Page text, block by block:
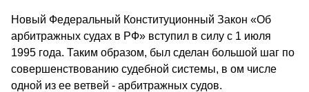
Новый Федеральный Конституционный Закон «Об
арбитражных судах в РФ» вступил в силу с 1 июля
1995 года. Таким образом, был сделан большой шаг по
совершенствованию судебной системы, в ом числе
одной из ее ветвей - арбитражных судов.